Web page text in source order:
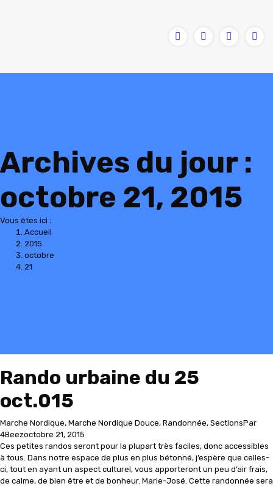
Archives du jour :
octobre 21, 2015
Vous êtes ici :
Accueil
2015
octobre
21
Rando urbaine du 25
oct.015
Marche Nordique, Marche Nordique Douce, Randonnée, SectionsPar
4Beezoctobre 21, 2015
Ces petites randos seront pour la plupart très faciles, donc accessibles
à tous. Dans notre espace de plus en plus bétonné, j’espère que celles-
ci, tout en ayant un aspect culturel, vous apporteront un peu d’air frais,
de calme, de bien être et de bonheur. Marie-José. Cette randonnée sera